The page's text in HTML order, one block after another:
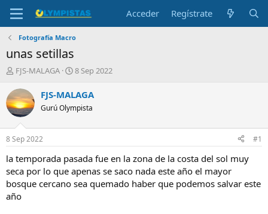
Acceder Regístrate
Fotografía Macro
unas setillas
I
i
c
i
a
d
o
r
e
l
t
FJS-MALAGA
F
c
a
i
n
c
i
8 Sep 2022
FJS-MALAGA
Gurú Olympista
8 Sep 2022 #1
la temporada pasada fue en la zona de la costa del sol muy
seca por lo que apenas se saco nada este año el mayor
bosque cercano sea quemado haber que podemos salvar este
año